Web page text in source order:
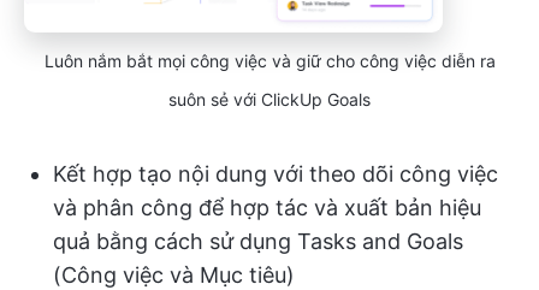
Luôn nắm bắt mọi công việc và giữ cho công việc diễn ra
suôn sẻ với ClickUp Goals
Kết hợp tạo nội dung với theo dõi công việc
và phân công để hợp tác và xuất bản hiệu
quả bằng cách sử dụng Tasks and Goals
(Công việc và Mục tiêu)